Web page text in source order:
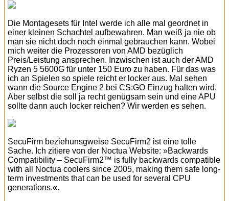
Die Montagesets für Intel werde ich alle mal geordnet in
einer kleinen Schachtel aufbewahren. Man weiß ja nie ob
man sie nicht doch noch einmal gebrauchen kann. Wobei
mich weiter die Prozessoren von AMD bezüglich
Preis/Leistung ansprechen. Inzwischen ist auch der AMD
Ryzen 5 5600G für unter 150 Euro zu haben. Für das was
ich an Spielen so spiele reicht er locker aus. Mal sehen
wann die Source Engine 2 bei CS:GO Einzug halten wird.
Aber selbst die soll ja recht genügsam sein und eine APU
sollte dann auch locker reichen? Wir werden es sehen.
SecuFirm beziehunsgweise SecuFirm2 ist eine tolle
Sache. Ich zitiere von der Noctua Website: »Backwards
Compatibility – SecuFirm2™ is fully backwards compatible
with all Noctua coolers since 2005, making them safe long-
term investments that can be used for several CPU
generations.«.